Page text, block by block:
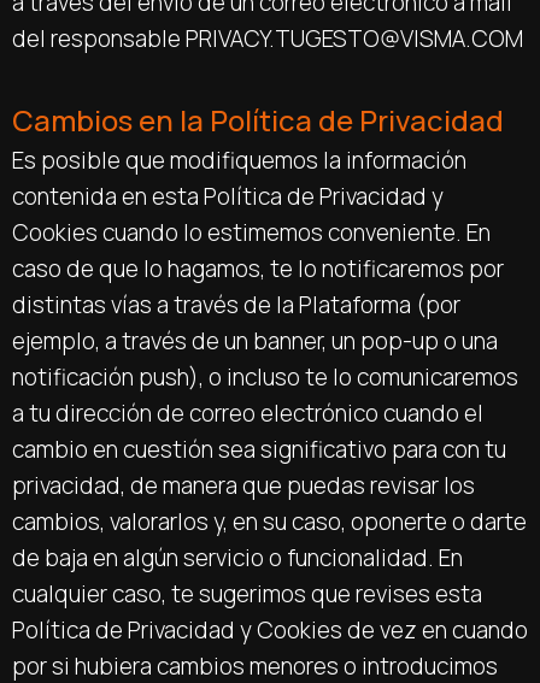
del responsable PRIVACY.TUGESTO@VISMA.COM
Cambios en la Política de Privacidad
Es posible que modifiquemos la información
contenida en esta Política de Privacidad y
Cookies cuando lo estimemos conveniente. En
caso de que lo hagamos, te lo notificaremos por
distintas vías a través de la Plataforma (por
ejemplo, a través de un banner, un pop-up o una
notificación push), o incluso te lo comunicaremos
a tu dirección de correo electrónico cuando el
cambio en cuestión sea significativo para con tu
privacidad, de manera que puedas revisar los
cambios, valorarlos y, en su caso, oponerte o darte
de baja en algún servicio o funcionalidad. En
cualquier caso, te sugerimos que revises esta
Política de Privacidad y Cookies de vez en cuando
por si hubiera cambios menores o introducimos